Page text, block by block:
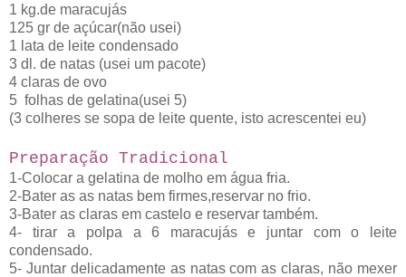
1 kg.de maracujás
125 gr de açúcar(não usei)
1 lata de leite condensado
3 dl. de natas (usei um pacote)
4 claras de ovo
5 folhas de gelatina(usei 5)
(3 colheres se sopa de leite quente, isto acrescentei eu)
Preparação Tradicional
1-Colocar a gelatina de molho em água fria.
2-Bater as as natas bem firmes,reservar no frio.
3-Bater as claras em castelo e reservar também.
4- tirar a polpa a 6 maracujás e juntar com o leite
condensado.
5- Juntar delicadamente as natas com as claras, não mexer